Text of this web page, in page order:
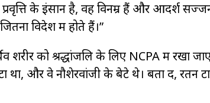
के इंसान है, वह विनम्र हैं और आदर्श
विदेश में होते हैं।”
को श्रद्धांजलि के लिए NCPA में रखा
और वे नौशेरवांजी के बेटे थे। बता दें, रतन